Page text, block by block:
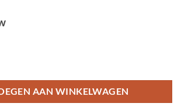
AAN WINKELWAGEN